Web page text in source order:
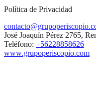
Política de Privacidad
José Joaquín Pérez 2765,
Teléfono: +56228858626
www.grupoperiscopio.com